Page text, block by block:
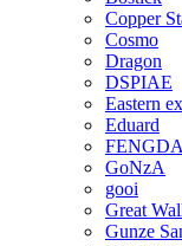
Copper
Cosmo
Dragon
DSPIAE
Eastern
Eduard
FENGDA
GoNzA
gooi
Great
Gunze